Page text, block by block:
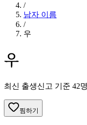
/
남자 이름
/
우
우
최신 출생신고 기준 42
찜하기